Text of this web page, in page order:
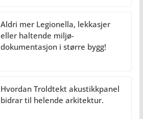
Aldri mer Legionella, lekkasjer
eller haltende miljø-
dokumentasjon i større bygg!
Hvordan Troldtekt akustikkpanel
bidrar til helende arkitektur.